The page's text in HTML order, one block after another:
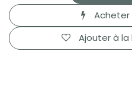
Ajouter à